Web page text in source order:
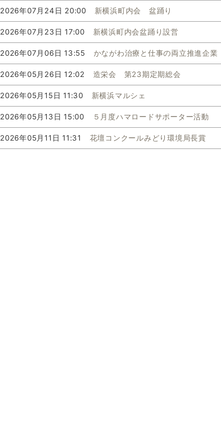
2026年07月24日 20:00 新横浜町内会 盆踊り
2026年07月23日 17:00 新横浜町内会盆踊り設営
2026年07月06日 13:55 かながわ治療と仕事の両立推進企業
2026年05月26日 12:02 造栄会 第23期定期総会
2026年05月15日 11:30 新横浜マルシェ
2026年05月13日 15:00 ５月度ハマロードサポーター活動
2026年05月11日 11:31 花壇コンクールみどり環境局長賞